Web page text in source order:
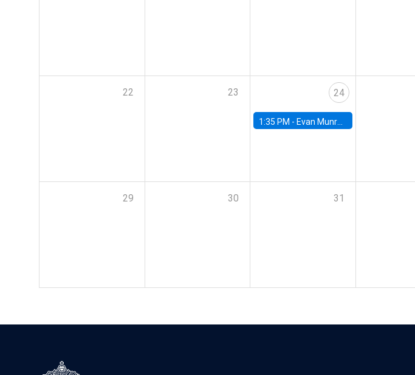
22 23 24
1:35 PM - Evan Munro, Neyman Visiting Assistant Professor in the Department of Statistics at UC Berkeley
29 30 31